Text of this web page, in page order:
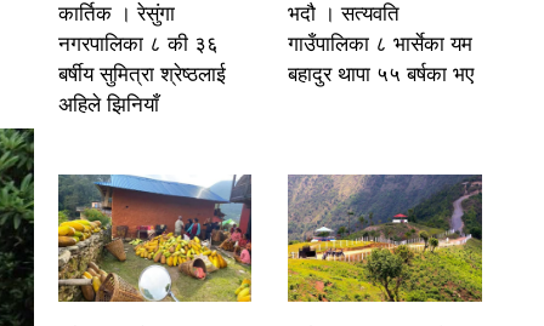
कार्तिक । रेसुंगा
नगरपालिका ८ की ३६
बर्षीय सुमित्रा श्रेष्ठलाई
अहिले झिनियाँ
भदौ । सत्यवति
गाउँपालिका ८ भार्सेका यम
बहादुर थापा ५५ बर्षका भए